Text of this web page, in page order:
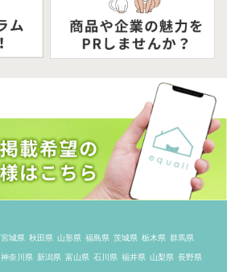
宮城県 秋田県 山形県 福島県 茨城県 栃木県 群馬県
神奈川県 新潟県 富山県 石川県 福井県 山梨県 長野県